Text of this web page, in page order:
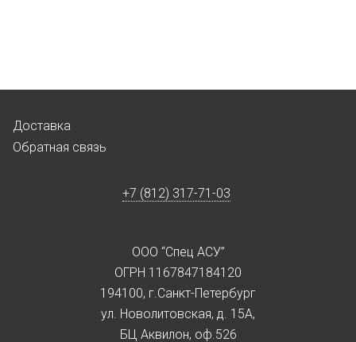
Доставка
Обратная связь
+7 (812) 317-71-03
ООО “Спец АСУ”
ОГРН 1167847184120
194100, г.Санкт-Петербург
ул. Новолитовская, д. 15А,
БЦ Аквилон, оф.526